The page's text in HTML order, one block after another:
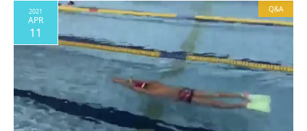
2021
APR
11
Q&A